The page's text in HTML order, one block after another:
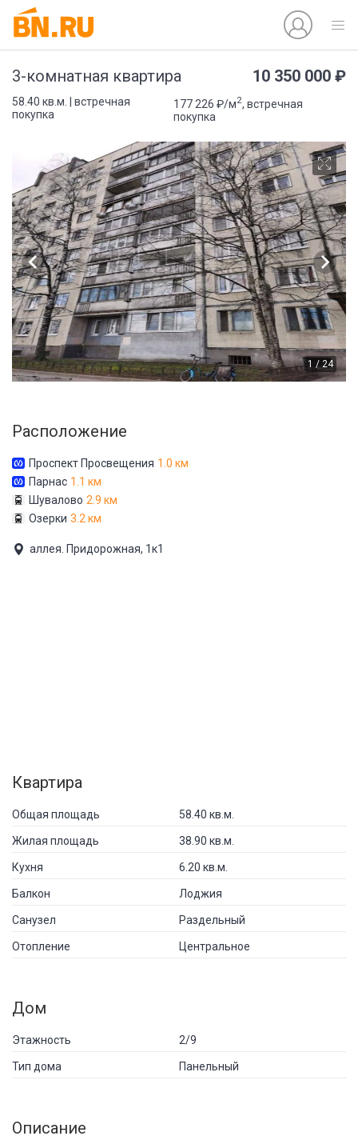
3-комнатная квартира 10 350 000 ₽
58.40 кв.м. | встречная
покупка
177 226 ₽/м2, встречная
покупка
1 / 24
Расположение
Проспект Просвещения 1.0 км
Парнас 1.1 км
Шувалово 2.9 км
Озерки 3.2 км
аллея. Придорожная, 1к1
Квартира
Общая площадь 58.40 кв.м.
Жилая площадь 38.90 кв.м.
Кухня 6.20 кв.м.
Балкон Лоджия
Санузел Раздельный
Отопление Центральное
Дом
Этажность 2/9
Тип дома Панельный
Описание